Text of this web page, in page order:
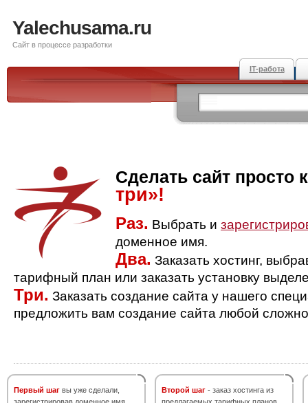
Yalechusama.ru
Сайт в процессе разработки
IT-работа
Сделать сайт просто
три»!
Раз. Выбрать и
доменное имя.
Два. Заказать хостинг,
тарифный план или заказать установку
Три. Заказать создание сайта у нашего
предложить вам создание сайта любой
Первый шаг вы уже сделали,
Второй шаг - заказ хостинга из